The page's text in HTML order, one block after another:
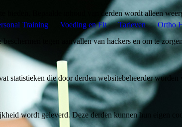
Training Voeding en Fit Tarieven Ortho
bieden. Bepaalde inhoud van derden wordt alleen
tegen aanvallen van hackers en om te
die door derden websitebeheerder worden
wordt geleverd. Deze derden kunnen hun eigen